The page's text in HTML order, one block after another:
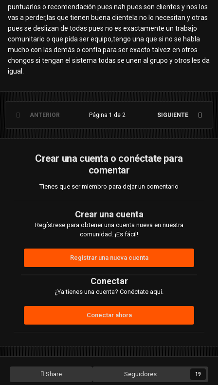
puntuarlos o recomendación pues nah pues son clientes y nos los
vas a perder,las que tienen buena clientela no lo necesitan y otras
pues se deslizan de todas pues no es exactamente un trabajo
comunitario o que pida ser equipo,tengo una que si no se habla
mucho con las demás o confía para ser exacto.talvez en otros
chongos si tengan el sistema todas se unen al grupo y otros les da
igual.
ANTERIOR SIGUIENTE
Página 1 de 2
Crear una cuenta o conéctate para
comentar
Tienes que ser miembro para dejar un comentario
Crear una cuenta
Regístrese para obtener una cuenta nueva en nuestra
comunidad. ¡Es fácil!
Registrar una nueva cuenta
Conectar
¿Ya tienes una cuenta? Conéctate aquí.
Conectar ahora
Share Seguidores 19